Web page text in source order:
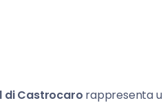
di Castrocaro rappresenta